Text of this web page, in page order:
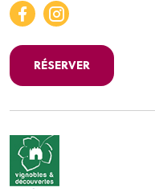
RÉSERVER